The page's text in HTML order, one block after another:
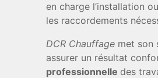
en charge l’installation
les raccordements
DCR Chauffage met son
assurer un résultat
professionnelle des